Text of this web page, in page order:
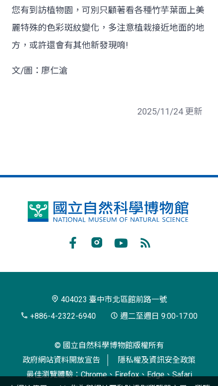
您有到訪植物園，可別只顧著看各種竹芋葉面上美
麗特殊的色彩斑紋變化，多注意植栽接近地面的地
方，或許還會有其他新發現唷!
文/圖：廖仁滄
2025/11/24 更新
國
博
閱
404023 臺中市北區館前路一號
+886-4-2322-6940
週二至週日 9:00-17:00
© 國立自然科學博物館版權所有
政府網站資料開放宣告
隱私權及資訊安全政策
最佳瀏覽體驗：Chrome、Firefox、Edge、Safari